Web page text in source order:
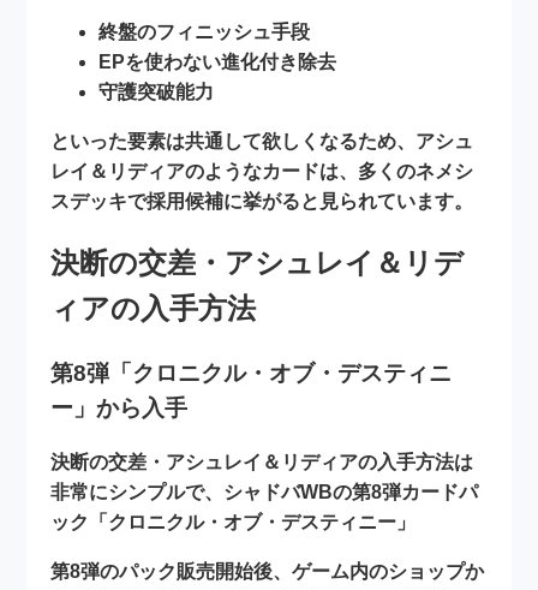
終盤のフィニッシュ手段
EPを使わない進化付き除去
守護突破能力
といった要素は共通して欲しくなるため、アシュ
レイ＆リディアのようなカードは、多くのネメシ
スデッキで採用候補に挙がると見られています。
決断の交差・アシュレイ＆リデ
ィアの入手方法
第8弾「クロニクル・オブ・デスティニ
ー」から入手
決断の交差・アシュレイ＆リディアの入手方法は
非常にシンプルで、シャドバWBの第8弾カードパ
ック
「クロニクル・オブ・デスティニー」
第8弾のパック販売開始後、ゲーム内のショップか